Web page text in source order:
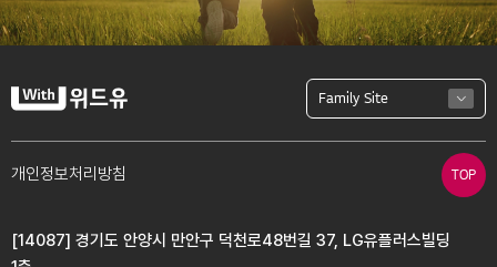
Family Site
TOP
[14087] 경기도 안양시 만안구 덕천로48번길 37, LG유플러스빌딩
개인정보처리방침